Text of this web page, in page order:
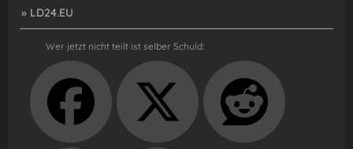
» LD24.EU
Wer jetzt nicht teilt ist selber Schuld: